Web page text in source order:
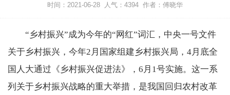
时间：2021-06-28 人气： 4394 作者：傅晓华
“乡村振兴”成为今年的“网红”词汇，中央一号文件
关于乡村振兴，今年2月国家组建乡村振兴局，4月底全
国人大通过《乡村振兴促进法》，6月1号实施。这一系
列关于乡村振兴战略的重大举措，是我国回归农村改革